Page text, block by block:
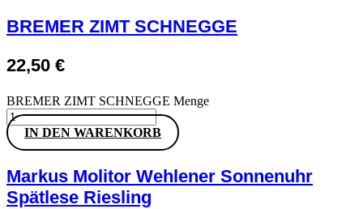
BREMER ZIMT SCHNEGGE
22,50 €
BREMER ZIMT SCHNEGGE Menge
IN DEN WARENKORB
Markus Molitor Wehlener Sonnenuhr
Spätlese Riesling